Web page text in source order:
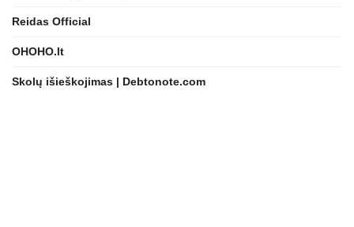
Reidas Official
OHOHO.lt
Skolų išieškojimas | Debtonote.com